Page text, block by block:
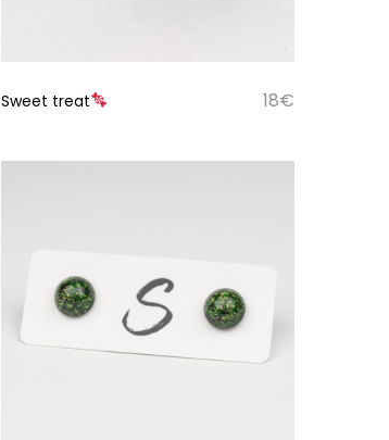
Sweet treat 18€